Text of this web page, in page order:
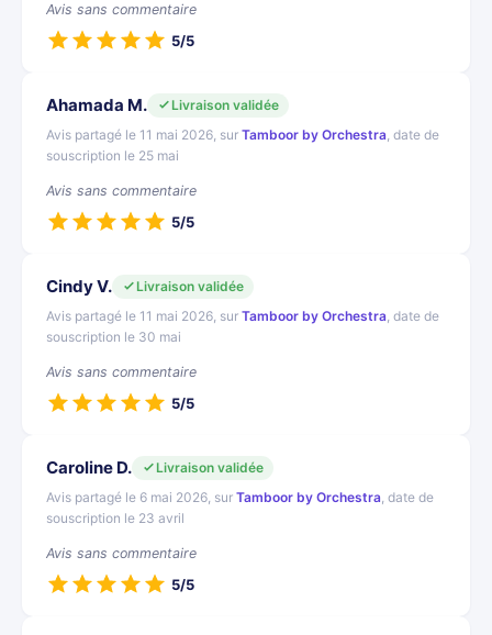
Avis sans commentaire
5/5
Ahamada M.
Livraison validée
Avis partagé le 11 mai 2026, sur Tamboor by Orchestra, date de
souscription le 25 mai
Avis sans commentaire
5/5
Cindy V.
Livraison validée
Avis partagé le 11 mai 2026, sur Tamboor by Orchestra, date de
souscription le 30 mai
Avis sans commentaire
5/5
Caroline D.
Livraison validée
Avis partagé le 6 mai 2026, sur Tamboor by Orchestra, date de
souscription le 23 avril
Avis sans commentaire
5/5